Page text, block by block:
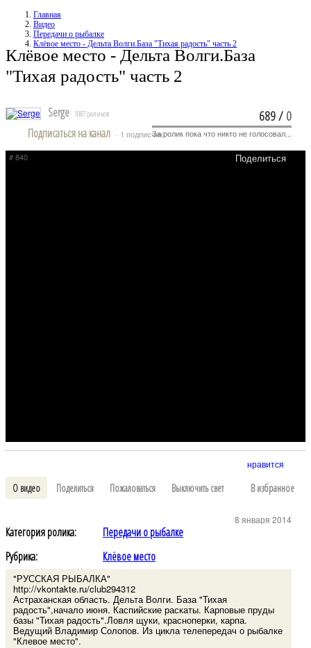
Главная
Видео
Передачи о рыбалке
Клёвое место - Дельта Волги.База "Тихая радость" часть 2
Клёвое место - Дельта Волги.База
"Тихая радость" часть 2
Serge · 1087 роликов
Подписаться на канал · 1 подписчик
# 840 Поделиться
689/0
За ролик пока что никто не голосовал...
нравится
О видео Поделиться Пожаловаться Выключить свет В избранное
Категория ролика:
Передачи о рыбалке
Рубрика:
Клёвое место
"РУССКАЯ РЫБАЛКА"
http://vkontakte.ru/club294312
Астраханская область. Дельта Волги. База "Тихая
радость",начало июня. Каспийские раскаты. Карповые пруды
базы "Тихая радость".Ловля щуки, красноперки, карпа.
Ведущий Владимир Солопов. Из цикла телепередач о рыбалке
"Клевое место".
8 января 2014